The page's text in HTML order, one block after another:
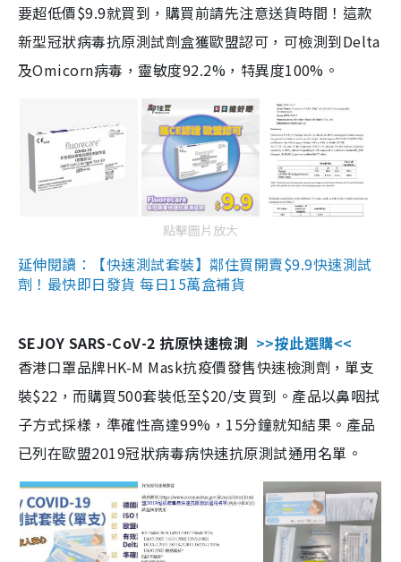
要超低價$9.9就買到，購買前請先注意送貨時間！這款
新型冠狀病毒抗原測試劑盒獲歐盟認可，可檢測到Delta
及Omicorn病毒，靈敏度92.2%，特異度100%。
點擊圖片放大
延伸閱讀：【快速測試套裝】鄰住買開賣$9.9快速測試
劑！最快即日發貨 每日15萬盒補貨
SEJOY SARS-CoV-2 抗原快速檢測 >>按此選購<<
香港口罩品牌HK-M Mask抗疫價發售快速檢測劑，單支
裝$22，而購買500套裝低至$20/支買到。產品以鼻咽拭
子方式採樣，準確性高達99%，15分鐘就知結果。產品
已列在歐盟2019冠狀病毒病快速抗原測試通用名單。